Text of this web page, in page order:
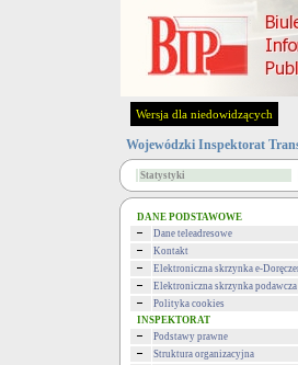
Wersja dla niedowidzących
Wojewódzki Inspektorat
Statystyki
DANE PODSTAWOWE
Dane teleadresowe
Kontakt
Elektroniczna skrzynka e-
Elektroniczna skrzynka
Polityka cookies
INSPEKTORAT
Podstawy prawne
Struktura organizacyjna